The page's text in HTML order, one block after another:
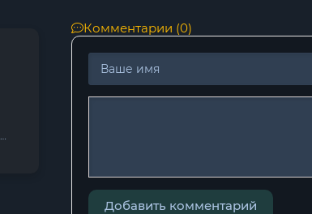
Комментарии (0)
Добавить комментарий